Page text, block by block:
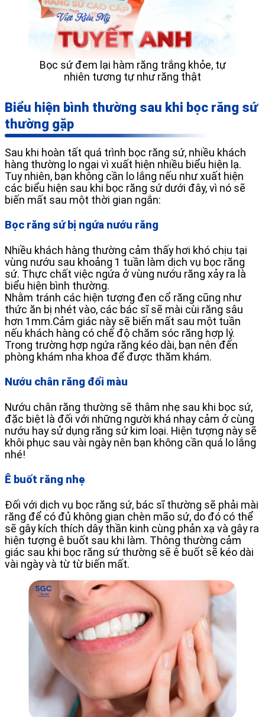
Bọc sứ đem lại hàm răng trắng khỏe, tự
nhiên tương tự như răng thật
Biểu hiện bình thường sau khi bọc răng sứ
thường gặp
Sau khi hoàn tất quá trình bọc răng sứ, nhiều khách
hàng thường lo ngại vì xuất hiện nhiều biểu hiện lạ.
Tuy nhiên, bạn không cần lo lắng nếu như xuất hiện
các biểu hiện sau khi bọc răng sứ dưới đây, vì nó sẽ
biến mất sau một thời gian ngắn:
Bọc răng sứ bị ngứa nướu răng
Nhiều khách hàng thường cảm thấy hơi khó chịu tại
vùng nướu sau khoảng 1 tuần làm dịch vụ bọc răng
sứ. Thực chất việc ngứa ở vùng nướu răng xảy ra là
biểu hiện bình thường.
Nhằm tránh các hiện tượng đen cổ răng cũng như
thức ăn bị nhét vào, các bác sĩ sẽ mài cùi răng sâu
hơn 1mm.Cảm giác này sẽ biến mất sau một tuần
nếu khách hàng có chế độ chăm sóc răng hợp lý.
Trong trường hợp ngứa răng kéo dài, bạn nên đến
phòng khám nha khoa để được thăm khám.
Nướu chân răng đổi màu
Nướu chân răng thường sẽ thâm nhẹ sau khi bọc sứ,
đặc biệt là đối với những người khá nhạy cảm ở cùng
nướu hay sử dụng răng sứ kim loại. Hiện tượng này sẽ
khôi phục sau vài ngày nên bạn không cần quá lo lắng
nhé!
Ê buốt răng nhẹ
Đối với dịch vụ bọc răng sứ, bác sĩ thường sẽ phải mài
răng để có đủ không gian chèn mão sứ, do đó có thể
sẽ gây kích thích dây thần kinh cùng phản xạ và gây ra
hiện tượng ê buốt sau khi làm. Thông thường cảm
giác sau khi bọc răng sứ thường sẽ ê buốt sẽ kéo dài
vài ngày và từ từ biến mất.